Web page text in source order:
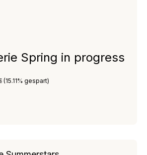
Spring in progress
Preis:
(15.11% gespart)